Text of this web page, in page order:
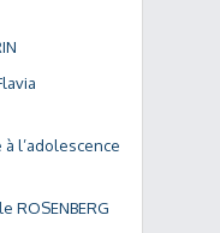
l’adolescence
ROSENBERG